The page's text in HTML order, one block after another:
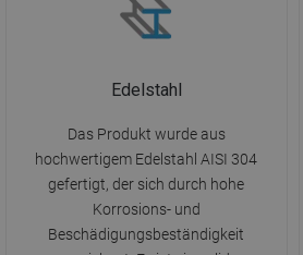
Edelstahl
Das Produkt wurde aus
hochwertigem Edelstahl AISI 304
gefertigt, der sich durch hohe
Korrosions- und
Beschädigungsbeständigkeit